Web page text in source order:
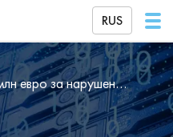
RUS
Uber оштрафован на 290 млн евро за нарушение GDPR